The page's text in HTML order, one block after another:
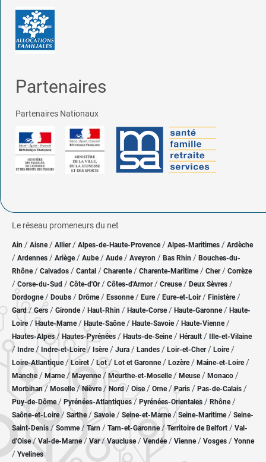
Partenaires
Partenaires Nationaux
Le réseau promeneurs du net
Ain / Aisne/ Allier/ Alpes-de-Haute-Provence / Alpes-Maritimes / Ardèche
/ Ardennes / Ariège/ Aube/ Aude / Aveyron / Bas Rhin / Bouches-du-
Rhône/ Calvados / Cantal / Charente / Charente-Maritime/ Cher / Corrèze
/ Corse-du-Sud / Côte-d'Or / Côtes-d'Armor/ Creuse/ Deux Sèvres /
Dordogne/ Doubs / Drôme/ Essonne / Eure/ Eure-et-Loir / Finistère/
Gard/Gers / Gironde/ Haut-Rhin / Haute-Corse/ Haute-Garonne/ Haute-
Loire/Haute-Marne/ Haute-Saône/ Haute-Savoie/ Haute-Vienne/
Hautes-Alpes/ Hautes-Pyrénées / Hauts-de-Seine/ Hérault / Ille-et-Vilaine
/ Indre/ Indre-et-Loire/ Isère/ Jura / Landes / Loir-et-Cher/ Loire/
Loire-Atlantique/ Loiret / Lot/ Lot et Garonne/ Lozère / Maine-et-Loire/
Manche/ Marne/ Mayenne/ Meurthe-et-Moselle/ Meuse/ Monaco /
Morbihan/ Moselle/ Nièvre / Nord/ Oise / Orne/Paris / Pas-de-Calais /
Puy-de-Dôme/ Pyrénées-Atlantiques / Pyrénées-Orientales / Rhône/
Saône-et-Loire/ Sarthe/ Savoie/ Seine-et-Marne/ Seine-Maritime/ Seine-
Saint-Denis /Somme/ Tarn / Tarn-et-Garonne/Territoire de Belfort / Val-
d'Oise/ Val-de-Marne/Var/Vaucluse/ Vendée/ Vienne/ Vosges / Yonne
/ Yvelines